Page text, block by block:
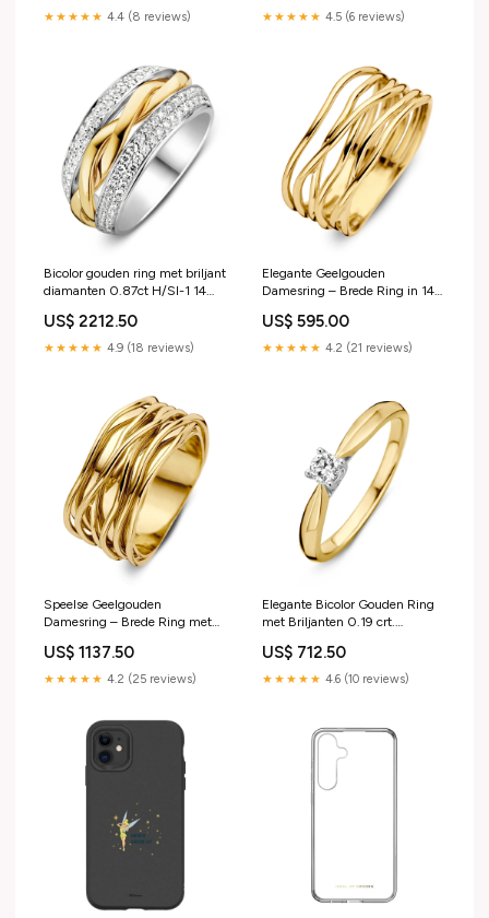
★★★★★ 4.4 (8 reviews) ★★★★★ 4.5 (6 reviews)
Bicolor gouden ring met briljant
diamanten 0.87ct H/SI-1 14
US$ 2212.50
★★★★★ 4.9 (18 reviews)
Elegante Geelgouden
Damesring – Brede Ring in 14
US$ 595.00
★★★★★ 4.2 (21 reviews)
Speelse Geelgouden
Damesring – Brede Ring met
Goud Size:Maat 60
US$ 1137.50
★★★★★ 4.2 (25 reviews)
Elegante Bicolor Gouden Ring
met Briljanten 0.19 crt.
US$ 712.50
★★★★★ 4.6 (10 reviews)